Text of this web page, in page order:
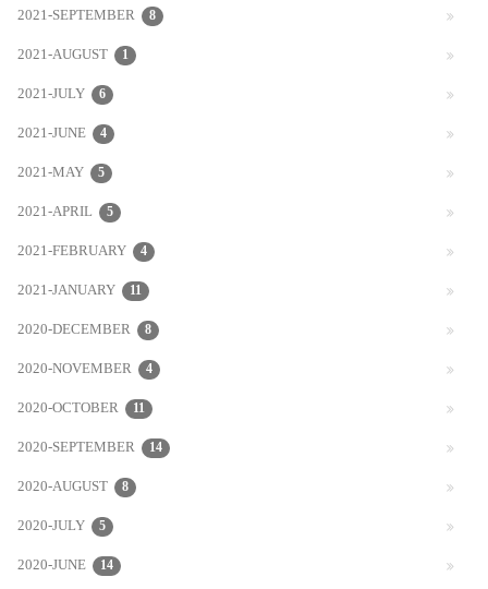
2021-SEPTEMBER 8
2021-AUGUST 1
2021-JULY 6
2021-JUNE 4
2021-MAY 5
2021-APRIL 5
2021-FEBRUARY 4
2021-JANUARY 11
2020-DECEMBER 8
2020-NOVEMBER 4
2020-OCTOBER 11
2020-SEPTEMBER 14
2020-AUGUST 8
2020-JULY 5
2020-JUNE 14